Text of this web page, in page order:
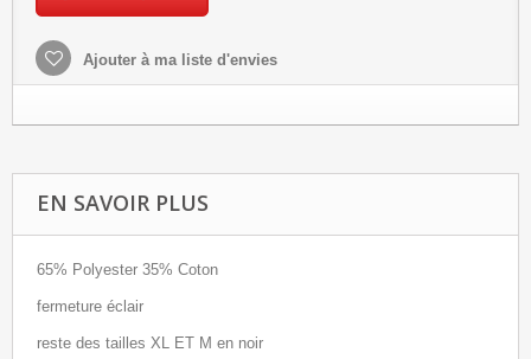
Ajouter à ma liste d'envies
EN SAVOIR PLUS
65% Polyester 35% Coton
fermeture éclair
reste des tailles XL ET M en noir